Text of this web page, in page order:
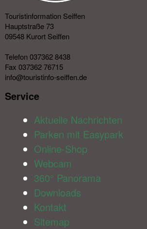
Touristinformation Seiffen
Hauptstraße 73
09548 Kurort Seiffen
Telefon 037362 8438
Fax 037362 76715
info@touristinfo-seiffen.de
Service​
Aktuelle Nachrichten
Parken mit Easypark
Online-Shop
Webcam
360° Panorama
Downloads
Kontakt
Sitemap